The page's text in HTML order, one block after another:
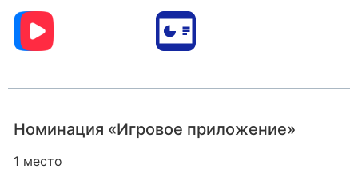
Номинация «Игровое приложение»
1 место